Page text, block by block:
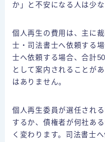
個人再生の費用
自己破産の費用
闇金
プライバシーポリシー
か」と不安になる人は少な
個人再生の費用は、主に
士・司法書士へ依頼する
士へ依頼する場合、合計
として案内されることが
はありません。
個人再生委員が選任され
するか、債権者が何社あ
く変わります。司法書士